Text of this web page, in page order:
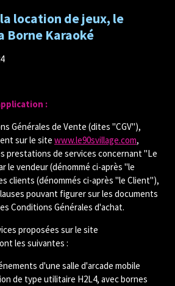
location de jeux, le
Borne Karaoké
:
Générales de Vente (dites "CGV"),
sur le site www.le90svillage.com,
prestations de services concernant "Le
le vendeur (dénommé ci-après "le
clients (dénommés ci-après "le Client"),
pouvant figurer sur les documents
Conditions Générales d'achat.
proposées sur le site
les suivantes :
d'une salle d'arcade mobile
de type utilitaire H2L4, avec bornes